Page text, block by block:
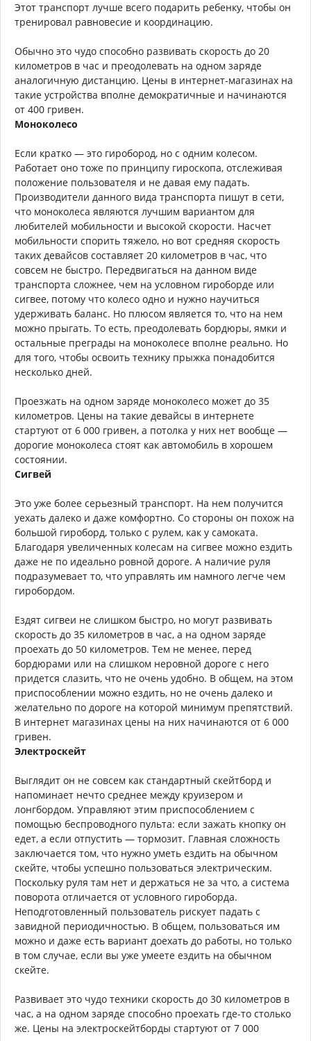
Этот транспорт лучше всего подарить ребенку, чтобы он
тренировал равновесие и координацию.
Обычно это чудо способно развивать скорость до 20
километров в час и преодолевать на одном заряде
аналогичную дистанцию. Цены в интернет-магазинах на
такие устройства вполне демократичные и начинаются
от 400 гривен.
Моноколесо
Если кратко — это гиробород, но с одним колесом.
Работает оно тоже по принципу гироскопа, отслеживая
положение пользователя и не давая ему падать.
Производители данного вида транспорта пишут в сети,
что моноколеса являются лучшим вариантом для
любителей мобильности и высокой скорости. Насчет
мобильности спорить тяжело, но вот средняя скорость
таких девайсов составляет 20 километров в час, что
совсем не быстро. Передвигаться на данном виде
транспорта сложнее, чем на условном гироборде или
сигвее, потому что колесо одно и нужно научиться
удерживать баланс. Но плюсом является то, что на нем
можно прыгать. То есть, преодолевать бордюры, ямки и
остальные преграды на моноколесе вполне реально. Но
для того, чтобы освоить технику прыжка понадобится
несколько дней.
Проезжать на одном заряде моноколесо может до 35
километров. Цены на такие девайсы в интернете
стартуют от 6 000 гривен, а потолка у них нет вообще —
дорогие моноколеса стоят как автомобиль в хорошем
состоянии.
Сигвей
Это уже более серьезный транспорт. На нем получится
уехать далеко и даже комфортно. Со стороны он похож на
большой гироборд, только с рулем, как у самоката.
Благодаря увеличенных колесам на сигвее можно ездить
даже не по идеально ровной дороге. А наличие руля
подразумевает то, что управлять им намного легче чем
гиробордом.
Ездят сигвеи не слишком быстро, но могут развивать
скорость до 35 километров в час, а на одном заряде
проехать до 50 километров. Тем не менее, перед
бордюрами или на слишком неровной дороге с него
придется слазить, что не очень удобно. В общем, на этом
приспособлении можно ездить, но не очень далеко и
желательно по дороге на которой минимум препятствий.
В интернет магазинах цены на них начинаются от 6 000
гривен.
Электроскейт
Выглядит он не совсем как стандартный скейтборд и
напоминает нечто среднее между круизером и
лонгбордом. Управляют этим приспособлением с
помощью беспроводного пульта: если зажать кнопку он
едет, а если отпустить — тормозит. Главная сложность
заключается том, что нужно уметь ездить на обычном
скейте, чтобы успешно пользоваться электрическим.
Поскольку руля там нет и держаться не за что, а система
поворота отличается от условного гироборда.
Неподготовленный пользователь рискует падать с
завидной периодичностью. В общем, пользоваться им
можно и даже есть вариант доехать до работы, но только
в том случае, если вы уже умеете ездить на обычном
скейте.
Развивает это чудо техники скорость до 30 километров в
час, а на одном заряде способно проехать где-то столько
же. Цены на электроскейтборды стартуют от 7 000